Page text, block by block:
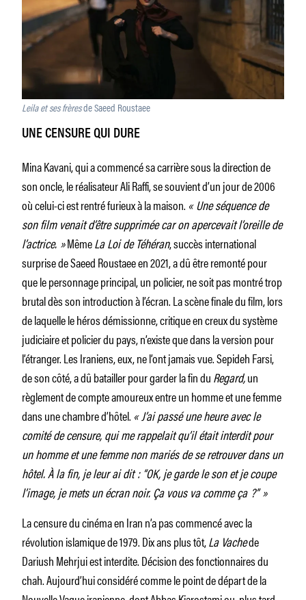
Leila et ses frèresde Saeed Roustaee
UNE CENSURE QUI DURE
Mina Kavani, qui a commencé sa carrière sous la direction de
son oncle, le réalisateur Ali Raffi, se souvient d’un jour de 2006
où celui-ci est rentré furieux à la maison. « Une séquence de
son film venait d’être supprimée car on apercevait l’oreille de
l’actrice. »MêmeLa Loi de Téhéran, succès international
surprise de Saeed Roustaee en 2021, a dû être remonté pour
que le personnage principal, un policier, ne soit pas montré trop
brutal dès son introduction à l’écran. La scène finale du film, lors
de laquelle le héros démissionne, critique en creux du système
judiciaire et policier du pays, n’existe que dans la version pour
l’étranger. Les Iraniens, eux, ne l’ont jamais vue. Sepideh Farsi,
de son côté, a dû batailler pour garder la fin duRegard,un
règlement de compte amoureux entre un homme et une femme
dans une chambre d’hôtel. « J’ai passé une heure avec le
comité de censure, qui me rappelait qu’il était interdit pour
un homme et une femme non mariés de se retrouver dans un
hôtel. À la fin, je leur ai dit : “OK, je garde le son et je coupe
l’image, je mets un écran noir. Ça vous va comme ça ?” »
La censure du cinéma en Iran n’a pas commencé avec la
révolution islamique de 1979. Dix ans plus tôt,La Vachede
Dariush Mehrjui est interdite. Décision des fonctionnaires du
chah. Aujourd’hui considéré comme le point de départ de la